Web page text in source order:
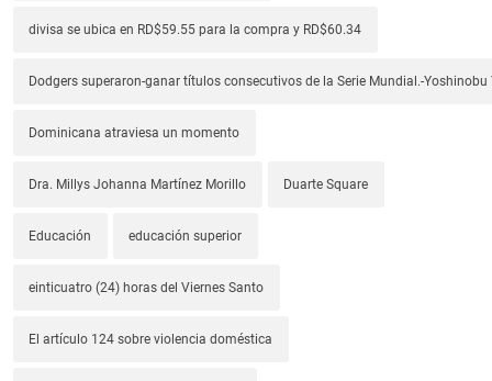
divisa se ubica en RD$59.55 para la compra y RD$60.34
Dodgers superaron-ganar títulos consecutivos de la Serie Mundial.-
Dominicana atraviesa un momento
Dra. Millys Johanna Martínez Morillo Duarte Square
Educación educación superior
einticuatro (24) horas del Viernes Santo
El artículo 124 sobre violencia doméstica